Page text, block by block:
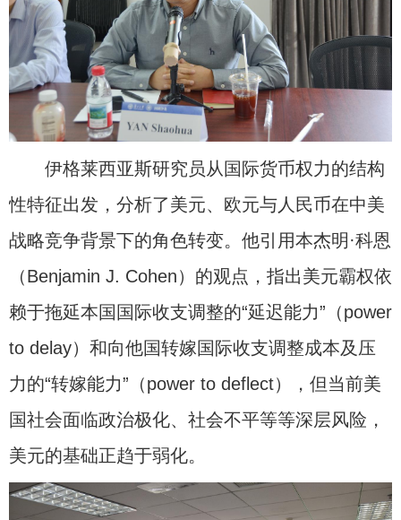
伊格莱西亚斯研究员从国际货币权力的结构
性特征出发，分析了美元、欧元与人民币在中美
战略竞争背景下的角色转变。他引用本杰明·科恩
（Benjamin J. Cohen）的观点，指出美元霸权依
赖于拖延本国国际收支调整的“延迟能力”（power
to delay）和向他国转嫁国际收支调整成本及压
力的“转嫁能力”（power to deflect），但当前美
国社会面临政治极化、社会不平等等深层风险，
美元的基础正趋于弱化。